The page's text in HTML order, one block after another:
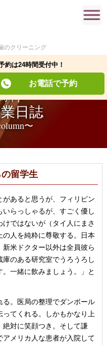
のクリーニング
約は24時間受付中！
お電話で予約
年]
日誌
〜
留学生
あると思うが、フィリピン
らっしゃるが、すごく優し
ではないが（タイ人にまさ
人を純粋に尊敬する。日本
米ドクター以外は全員彼ら
のある研究室でうろうろし
一緒に飲みましょう。」と
。医局の整理でダンボール
てくれる。しかもかなり上
対に笑顔つき。そして謙
メリカ人な患者が入院して